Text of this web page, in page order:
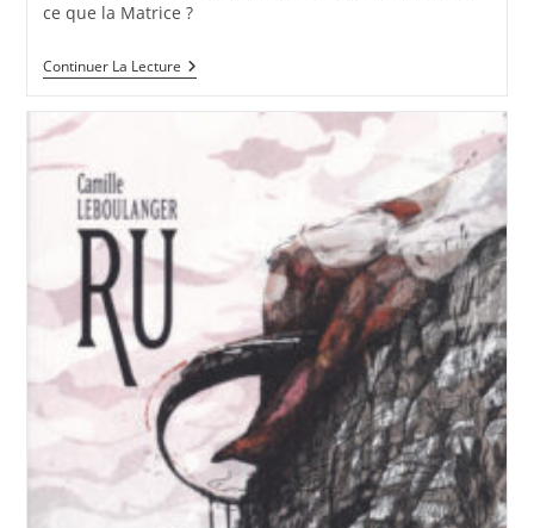
ce que la Matrice ?
Continuer La Lecture